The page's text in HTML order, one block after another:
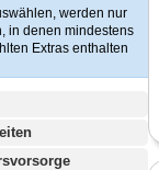
werden nur
in denen mindestens
Extras enthalten